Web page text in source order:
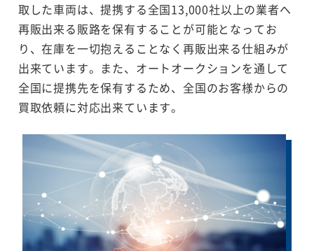
取した車両は、提携する全国13,000社以上の業者へ
再販出来る販路を保有することが可能となってお
り、在庫を一切抱えることなく再販出来る仕組みが
出来ています。また、オートオークションを通して
全国に提携先を保有するため、全国のお客様からの
買取依頼に対応出来ています。